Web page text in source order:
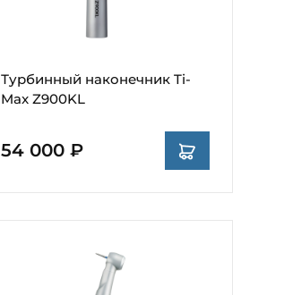
Турбинный наконечник Ti-
Max Z900KL
54 000 ₽